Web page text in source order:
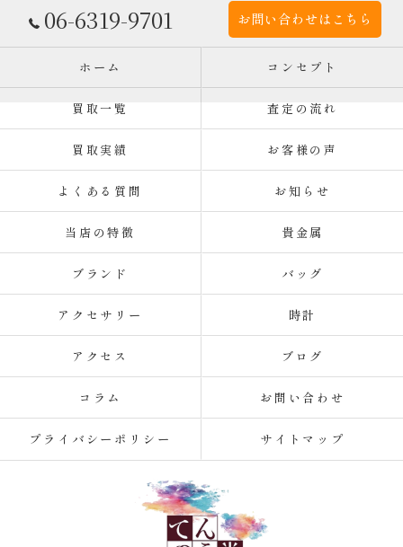
06-6319-9701 お問い合わせはこちら
ホーム コンセプト
買取一覧 査定の流れ
買取実績 お客様の声
よくある質問 お知らせ
当店の特徴 貴金属
ブランド バッグ
アクセサリー 時計
アクセス ブログ
コラム お問い合わせ
プライバシーポリシー サイトマップ